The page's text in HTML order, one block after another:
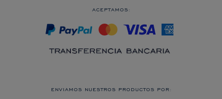
ACEPTAMOS:
ENVIAMOS NUESTROS PRODUCTOS POR: